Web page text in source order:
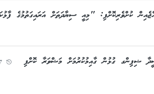
ކުށްވެރިކޮށްފި: "މިއީ ސިޔާދަތަށް އަރައިގަތުމުގެ
ޝިޕިންގ ގުޅުން ގާއިމުކުރުމަށް މަޝްވަރާ ކޮށްފި 27 ޖުލައި 2026 - 15:32